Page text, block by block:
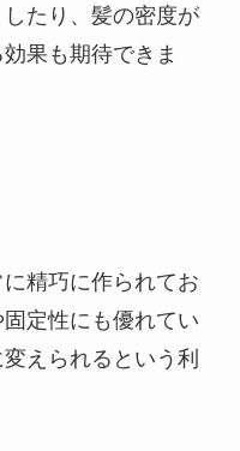
たり、髪の密度が
果も期待できま
精巧に作られてお
定性にも優れてい
えられるという利